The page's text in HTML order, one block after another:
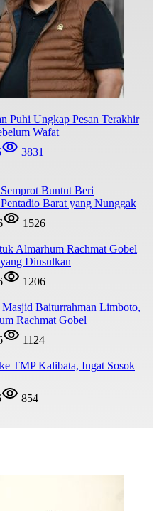
Puhi Ungkap Pesan Terakhir
Wafat
3831
Buntut Beri
Barat yang Nunggak
1526
Almarhum Rachmat Gobel
Diusulkan
1206
Baiturrahman Limboto,
Rachmat Gobel
1124
TMP Kalibata, Ingat Sosok
854